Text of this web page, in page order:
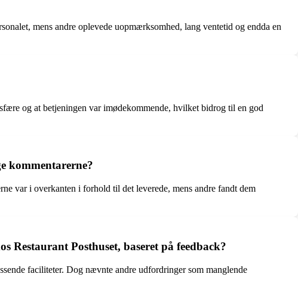
mens andre oplevede uopmærksomhed, lang ventetid og endda en
og at betjeningen var imødekommende, hvilket bidrog til en god
kommentarerne?
var i overkanten i forhold til det leverede, mens andre fandt dem
Restaurant Posthuset, baseret på feedback?
faciliteter. Dog nævnte andre udfordringer som manglende